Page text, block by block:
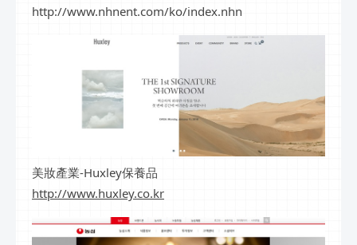
http://www.nhnent.com/ko/index.nhn
美妝產業-Huxley保養品
http://www.huxley.co.kr